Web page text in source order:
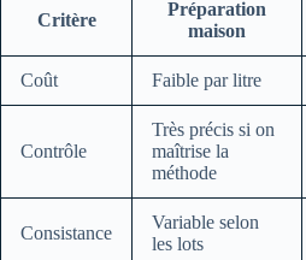
Critère
Préparation
maison
Coût Faible par litre
Contrôle
Très précis si on
maîtrise la
méthode
Consistance
Variable selon
les lots